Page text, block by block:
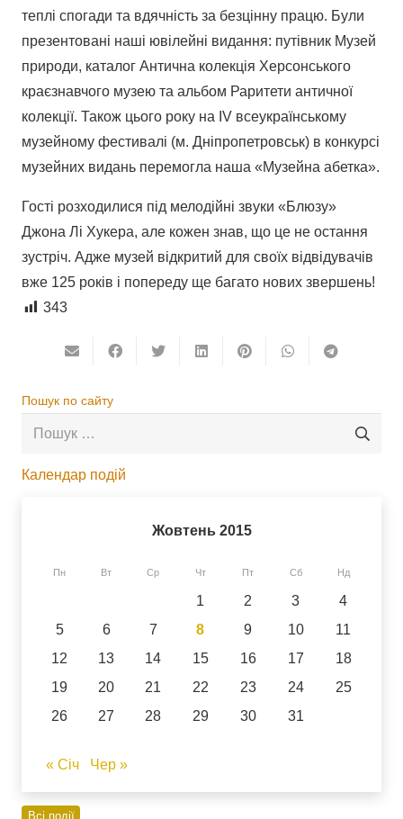
теплі спогади та вдячність за безцінну працю. Були
презентовані наші ювілейні видання: путівник Музей
природи, каталог Антична колекція Херсонського
краєзнавчого музею та альбом Раритети античної
колекції. Також цього року на IV всеукраїнському
музейному фестивалі (м. Дніпропетровськ) в конкурсі
музейних видань перемогла наша «Музейна абетка».
Гості розходилися під мелодійні звуки «Блюзу»
Джона Лі Хукера, але кожен знав, що це не остання
зустріч. Адже музей відкритий для своїх відвідувачів
вже 125 років і попереду ще багато нових звершень!
343
Пошук по сайту
Пошук:
Календар подій
Жовтень 2015
Пн Вт Ср Чт Пт Сб Нд
1 2 3
4
5
6 7 8 9 10
11
12
13 14 15 16 17
18
19
20 21 22 23 24
25
26
27 28 29 30 31
« Січ Чер »
Всі події